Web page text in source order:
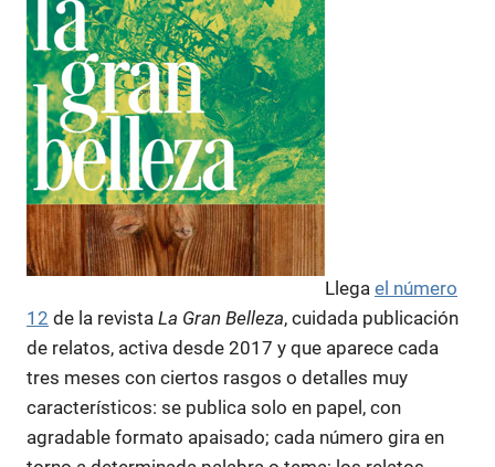
Llega el número
12 de la revista La Gran Belleza, cuidada publicación
de relatos, activa desde 2017 y que aparece cada
tres meses con ciertos rasgos o detalles muy
característicos: se publica solo en papel, con
agradable formato apaisado; cada número gira en